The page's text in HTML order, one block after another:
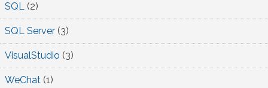
SQL (2)
SQL Server (3)
VisualStudio (3)
WeChat (1)